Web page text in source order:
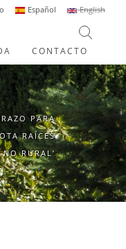
Español English
CONTACTO
PARA
RAÍCES
NO RURAL’